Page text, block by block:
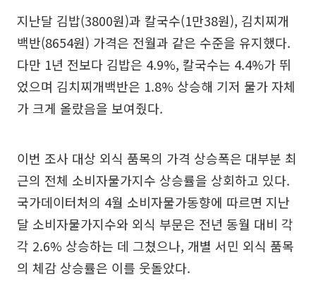
지난달 김밥(3800원)과 칼국수(1만38원), 김치찌개
백반(8654원) 가격은 전월과 같은 수준을 유지했다.
다만 1년 전보다 김밥은 4.9%, 칼국수는 4.4%가 뛰
었으며 김치찌개백반은 1.8% 상승해 기저 물가 자체
가 크게 올랐음을 보여줬다.
이번 조사 대상 외식 품목의 가격 상승폭은 대부분 최
근의 전체 소비자물가지수 상승률을 상회하고 있다.
국가데이터처의 4월 소비자물가동향에 따르면 지난
달 소비자물가지수와 외식 부문은 전년 동월 대비 각
각 2.6% 상승하는 데 그쳤으나, 개별 서민 외식 품목
의 체감 상승률은 이를 웃돌았다.